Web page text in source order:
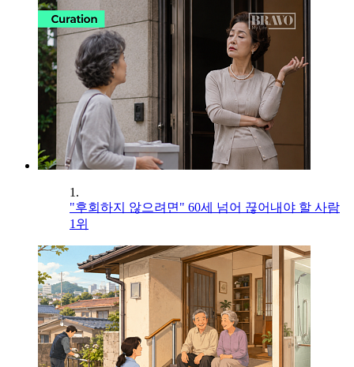
1.
"후회하지 않으려면" 60세 넘어 끊어내야 할 사람
1위